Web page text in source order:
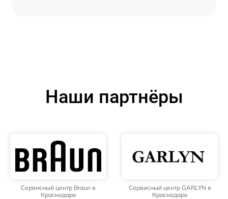
Наши партнёры
Сервисный центр Braun в
Краснодаре
Сервисный центр GARLYN в
Краснодаре